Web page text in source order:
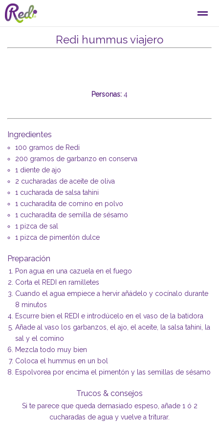
Donde Contacto
Redi hummus viajero
Personas: 4
Ingredientes
100 gramos de Redi
200 gramos de garbanzo en conserva
1 diente de ajo
2 cucharadas de aceite de oliva
1 cucharada de salsa tahini
1 cucharadita de comino en polvo
1 cucharadita de semilla de sésamo
1 pizca de sal
1 pizca de pimentón dulce
Preparación
Pon agua en una cazuela en el fuego
Corta el REDI en ramilletes
Cuando el agua empiece a hervir añádelo y cocínalo durante
8 minutos
Escurre bien el REDI e introdúcelo en el vaso de la batidora
Añade al vaso los garbanzos, el ajo, el aceite, la salsa tahini, la
sal y el comino
Mezcla todo muy bien
Coloca el hummus en un bol
Espolvorea por encima el pimentón y las semillas de sésamo
Trucos & consejos
Si te parece que queda demasiado espeso, añade 1 ó 2
cucharadas de agua y vuelve a triturar.